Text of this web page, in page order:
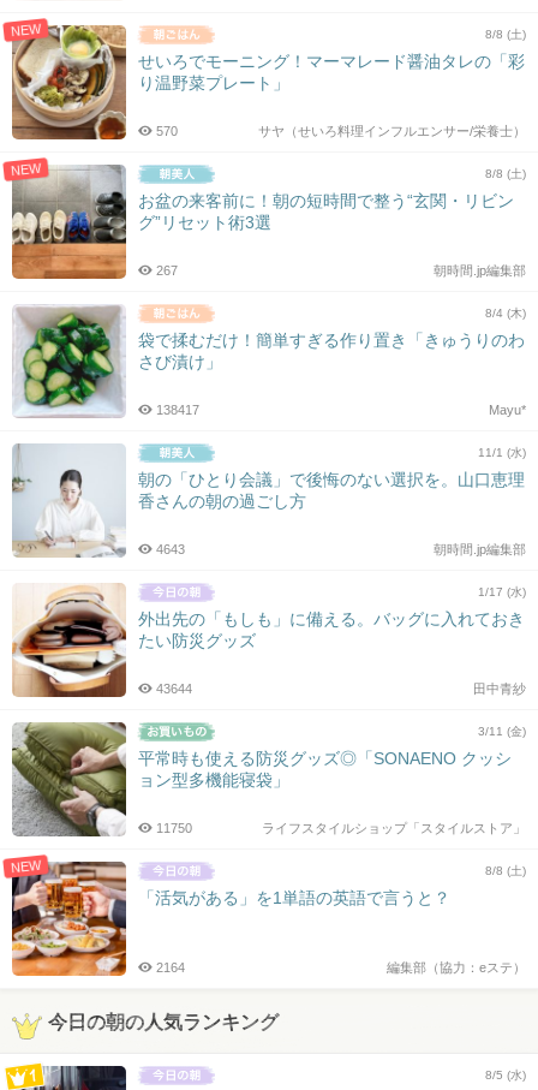
NEW 8/8 (土)
せいろでモーニング！マーマレード醤油タレの「彩
り温野菜プレート」
サヤ（せいろ料理インフルエンサー/栄養士）
570
NEW 8/8 (土)
お盆の来客前に！朝の短時間で整う“玄関・リビン
グ”リセット術3選
朝時間.jp編集部
267
8/4 (木)
袋で揉むだけ！簡単すぎる作り置き「きゅうりのわ
さび漬け」
Mayu*
138417
11/1 (水)
朝の「ひとり会議」で後悔のない選択を。山口恵理
香さんの朝の過ごし方
朝時間.jp編集部
4643
1/17 (水)
外出先の「もしも」に備える。バッグに入れておき
たい防災グッズ
田中青紗
43644
3/11 (金)
平常時も使える防災グッズ◎「SONAENO クッシ
ョン型多機能寝袋」
ライフスタイルショップ「スタイルストア」
11750
NEW 8/8 (土)
「活気がある」を1単語の英語で言うと？
編集部（協力：eステ）
2164
今日の朝の人気ランキング
8/5 (水)